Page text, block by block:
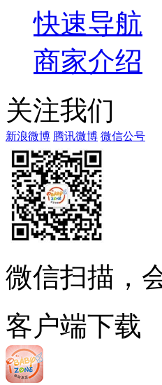
快速导航
商家介绍
关注我们
新浪微博 腾讯微博 微信公号
微信扫描，
客户端下载